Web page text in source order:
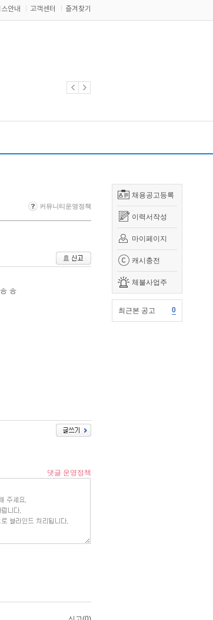
안내 고객센터 즐겨찾기
채용공고등록
이력서작성
마이페이지
캐시충전
체불사업주
최근본 공고 0
커뮤니티운영정책
ㅎ